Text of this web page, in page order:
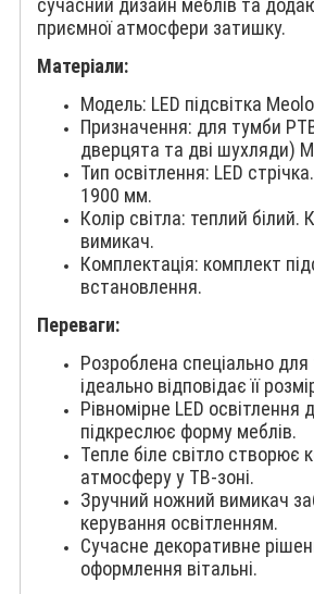
сучасний дизайн меблів та
приємної атмосфери затишку.
Матеріали:
Модель: LED підсвітка
Призначення: для тумби
дверцята та дві шухляди)
Тип освітлення: LED
1900 мм.
Колір світла: теплий
вимикач.
Комплектація: комплект
встановлення.
Переваги:
Розроблена спеціально
ідеально відповідає її
Рівномірне LED освітлення
підкреслює форму меблів.
Тепле біле світло створює
атмосферу у ТВ-зоні.
Зручний ножний вимикач
керування освітленням.
Сучасне декоративне
оформлення вітальні.